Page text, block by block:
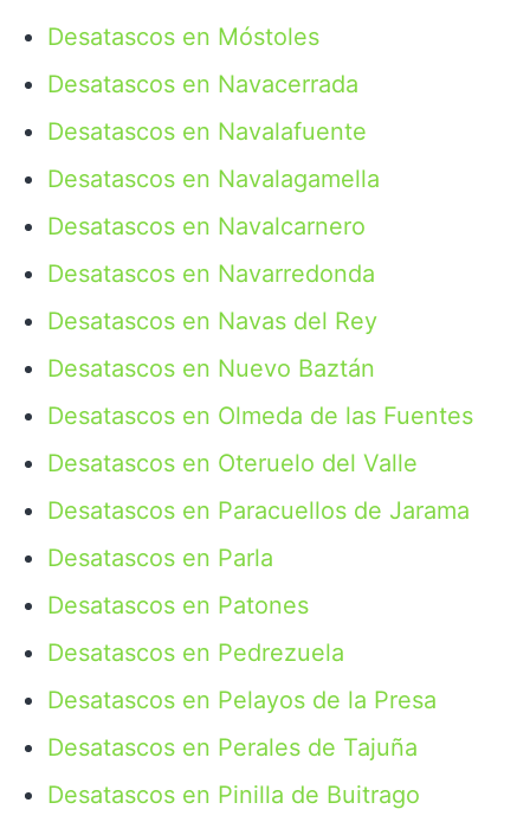
Desatascos en Móstoles
Desatascos en Navacerrada
Desatascos en Navalafuente
Desatascos en Navalagamella
Desatascos en Navalcarnero
Desatascos en Navarredonda
Desatascos en Navas del Rey
Desatascos en Nuevo Baztán
Desatascos en Olmeda de las Fuentes
Desatascos en Oteruelo del Valle
Desatascos en Paracuellos de Jarama
Desatascos en Parla
Desatascos en Patones
Desatascos en Pedrezuela
Desatascos en Pelayos de la Presa
Desatascos en Perales de Tajuña
Desatascos en Pinilla de Buitrago